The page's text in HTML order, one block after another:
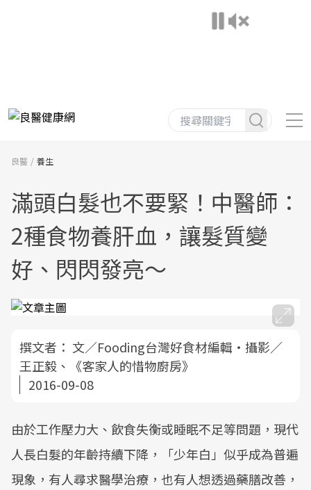
良醫 養生
滿頭白髮也不要緊！中醫師：
2種食物養肝血，讓髮質變
好、閃閃發亮～
撰文者： 文／Fooding台灣好食材編輯‧攝影／
王正毅、《客家人的惜物廚房》
2016-09-08
由於工作壓力大、飲食失衡或睡眠不足等問題，現代
人長白髮的年齡持續下降，「少年白」似乎成為普遍
現象，有人尋求醫學治療，也有人想透過藥膳改善，